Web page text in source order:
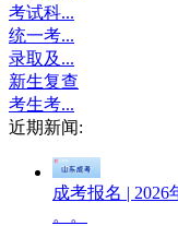
考试科...
统一考...
录取及...
新生复查
考生考...
近期新闻:
成考报名 |
。。